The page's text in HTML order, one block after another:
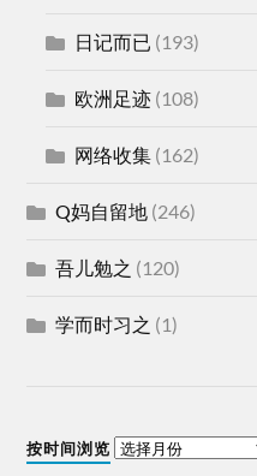
日记而已 (193)
欧洲足迹 (108)
网络收集 (162)
Q妈自留地 (246)
吾儿勉之 (120)
学而时习之 (1)
按时间浏览